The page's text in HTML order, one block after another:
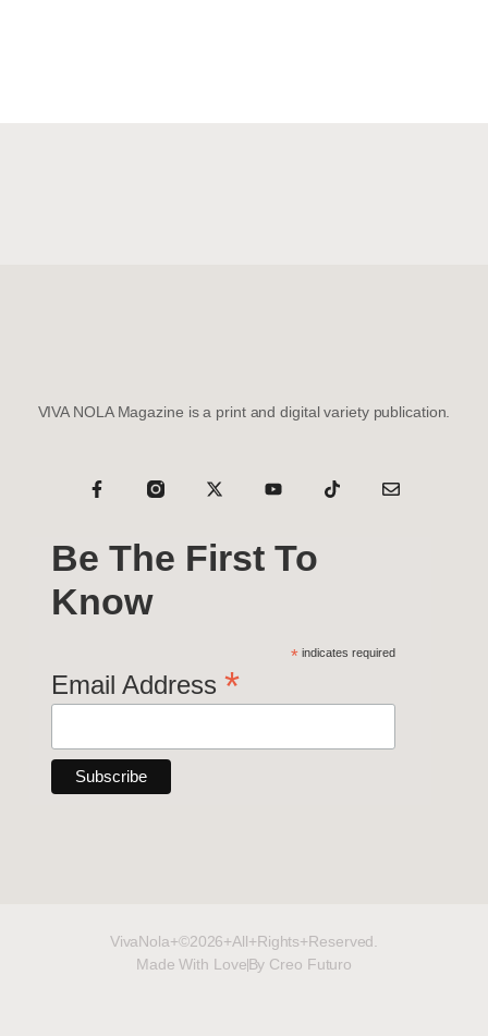
VIVA NOLA Magazine is a print and digital variety publication.
Be The First To
Know
* indicates required
Email Address *
VivaNola+©2026+All+Rights+Reserved.
Made With LoveBy Creo Futuro